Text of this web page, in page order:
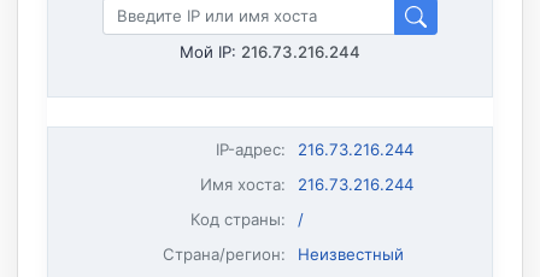
Мой IP: 216.73.216.244
IP-адрес:
216.73.216.244
Имя хоста:
216.73.216.244
Код страны:
/
Страна/регион:
Неизвестный